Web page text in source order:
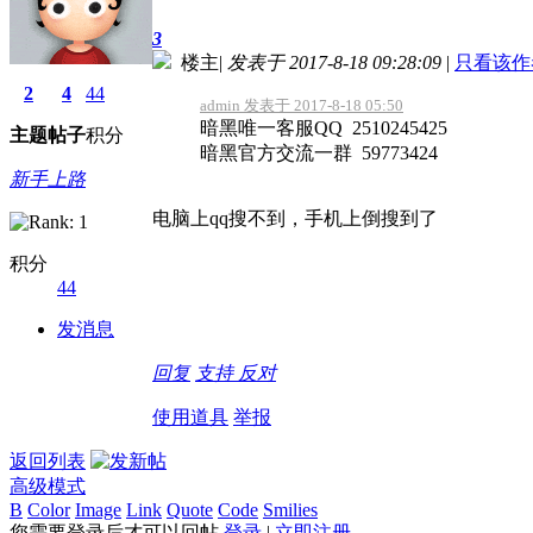
2
主题
4
帖子
44
积分
新手上路
积分
44
发消息
3
楼主| 发表于 2017-8-18 09:28:09 | 只看该
admin 发表于 2017-8-18 05:50
暗黑唯一客服QQ 2510245425
暗黑官方交流一群 59773424
电脑上qq搜不到，手机上倒搜到了
回复 支持 反对
使用道具 举报
返回列表
高级模式
B Color Image Link Quote Code Smilies